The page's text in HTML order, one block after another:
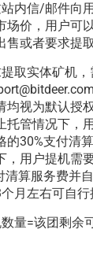
内信/邮件向
场价，用户可
或者要求提
取实体矿机
均视为默认授
托管情况下，
30%支付清
，用户提机需
清算服务费并
月左右可自行
量=该团剩余